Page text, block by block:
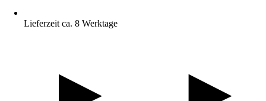
Lieferzeit ca. 8 Werktage